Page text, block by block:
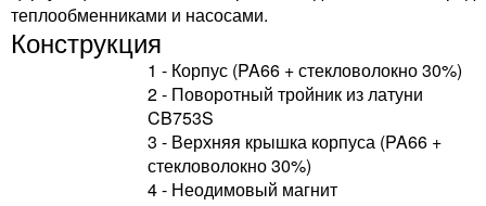
теплообменниками и насосами.
Конструкция
1 - Корпус (PA66 + стекловолокно 30%)
2 - Поворотный тройник из латуни
CB753S
3 - Верхняя крышка корпуса (PA66 +
стекловолокно 30%)
4 - Неодимовый магнит